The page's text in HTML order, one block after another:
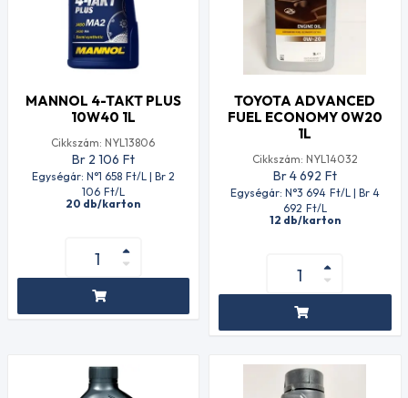
MANNOL 4-TAKT PLUS
10W40 1L
Cikkszám: NYL13806
Br 2 106 Ft
Egységár: N°1 658 Ft/L | Br 2
106 Ft/L
20 db/karton
TOYOTA ADVANCED
FUEL ECONOMY 0W20
1L
Cikkszám: NYL14032
Br 4 692 Ft
Egységár: N°3 694 Ft/L | Br 4
692 Ft/L
12 db/karton